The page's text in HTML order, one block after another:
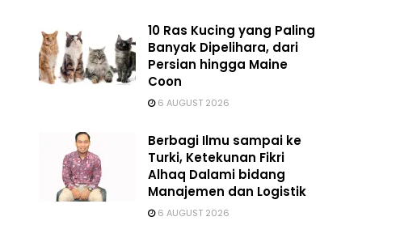
10 Ras Kucing yang Paling
Banyak Dipelihara, dari
Persian hingga Maine
Coon
6 AUGUST 2026
Berbagi Ilmu sampai ke
Turki, Ketekunan Fikri
Alhaq Dalami bidang
Manajemen dan Logistik
6 AUGUST 2026